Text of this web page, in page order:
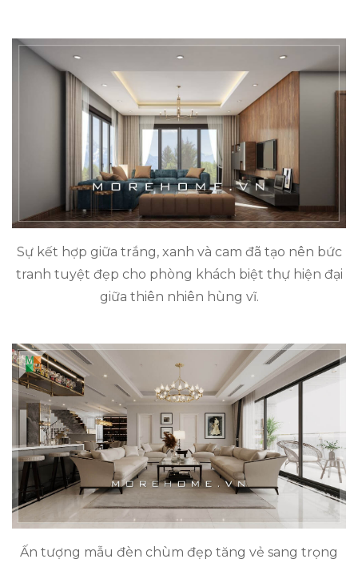
Sự kết hợp giữa trắng, xanh và cam đã tạo nên bức
tranh tuyệt đẹp cho phòng khách biệt thự hiện đại
giữa thiên nhiên hùng vĩ.
Ấn tượng mẫu đèn chùm đẹp tăng vẻ sang trọng